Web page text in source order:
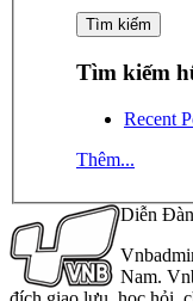
Tìm kiếm
Recent
Thêm...
Diễn
Nam.